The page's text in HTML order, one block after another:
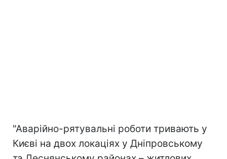
"Аварійно-рятувальні роботи тривають у
Києві на двох локаціях у Дніпровському